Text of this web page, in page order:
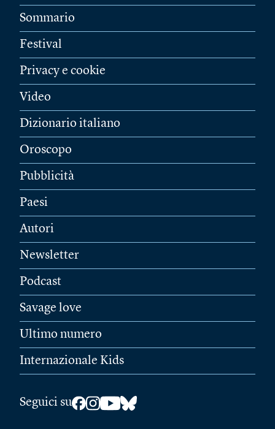
Sommario
Festival
Privacy e cookie
Video
Dizionario italiano
Oroscopo
Pubblicità
Paesi
Autori
Newsletter
Podcast
Savage love
Ultimo numero
Internazionale Kids
Seguici su